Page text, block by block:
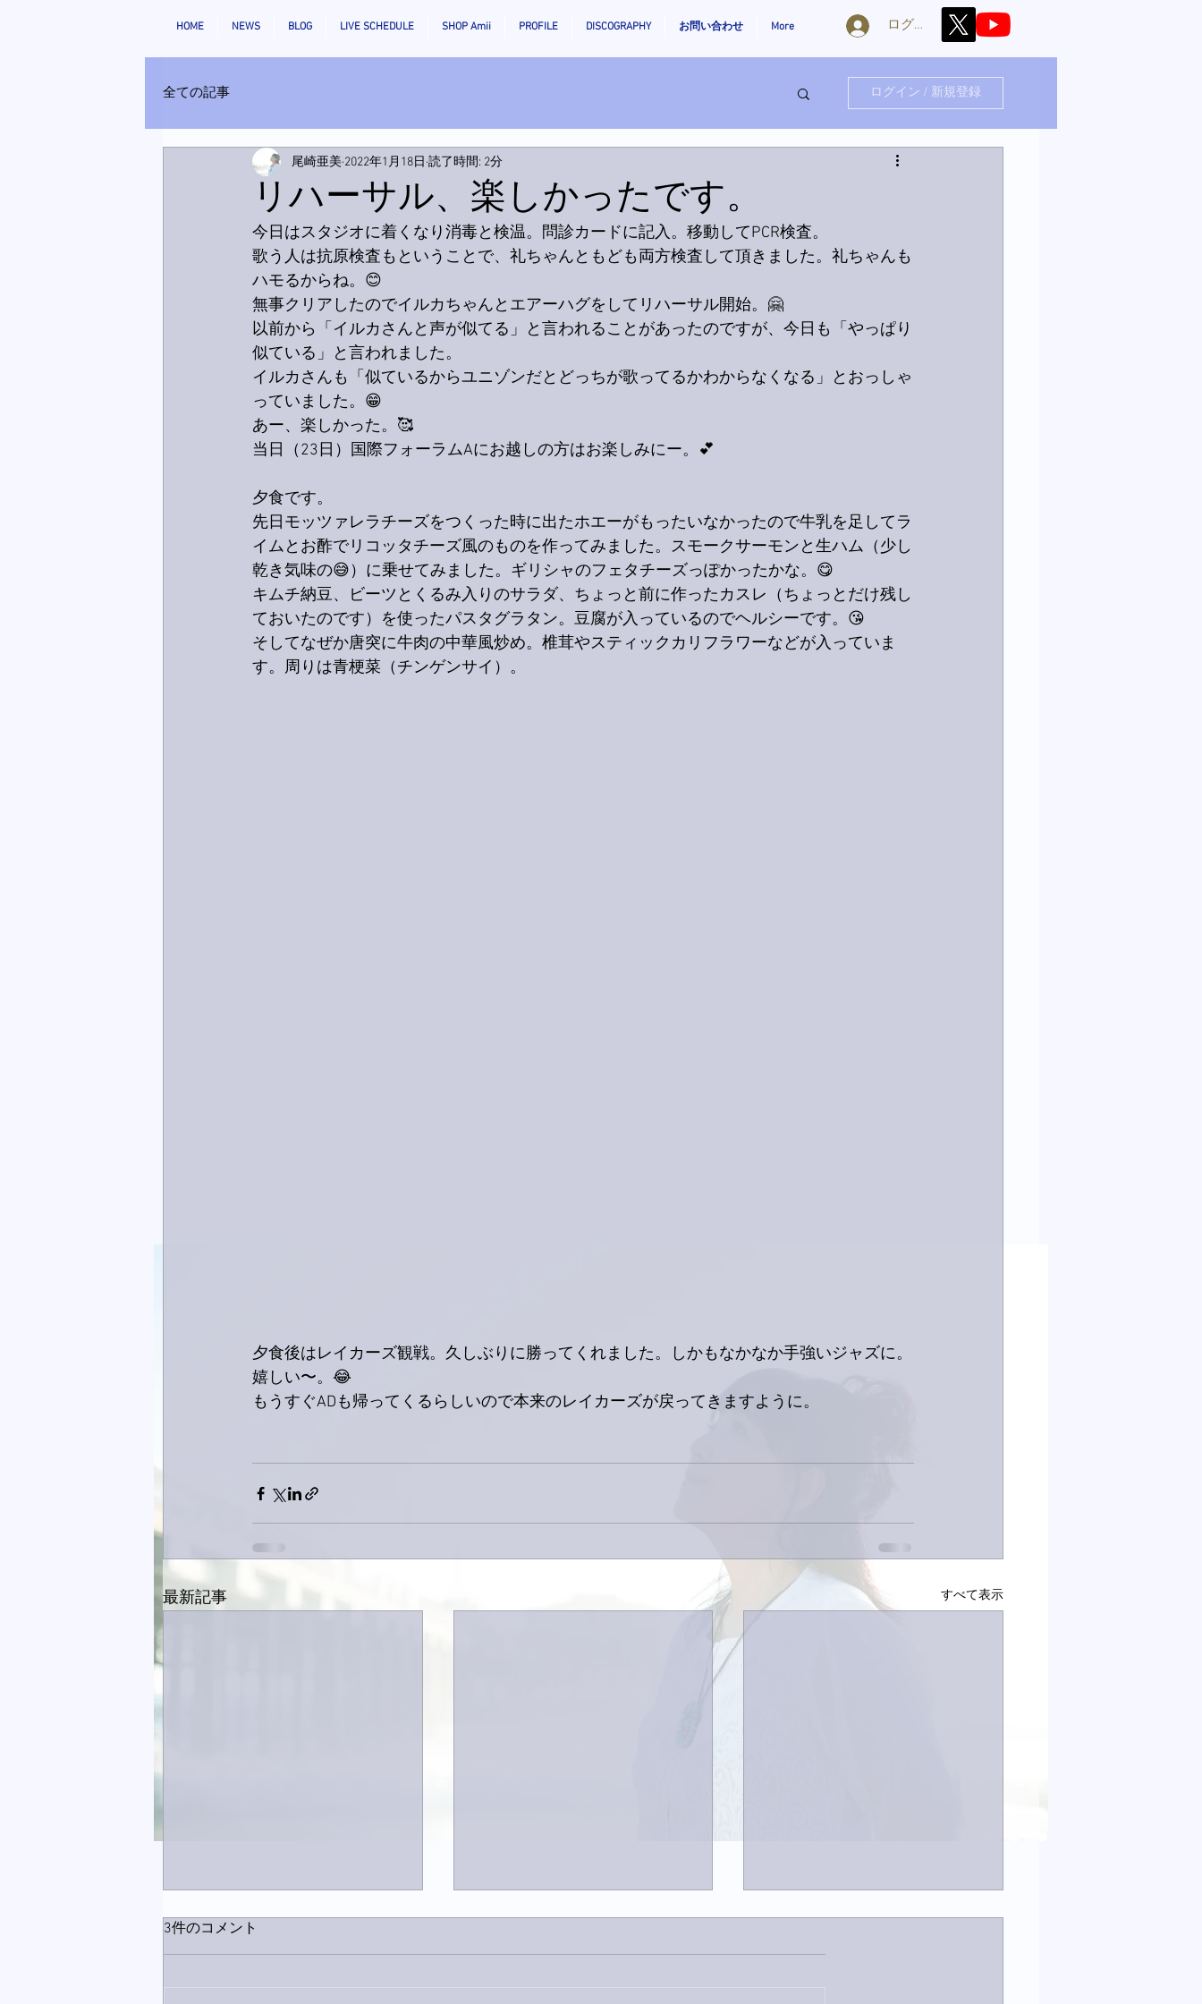
HOME NEWS BLOG LIVE SCHEDULE SHOP Amii PROFILE DISCOGRAPHY お問い合わせ More ログイン
全ての記事 ログイン / 新規登録
リハーサル、楽しかったです。
尾崎亜美 2022年1月18日 読了時間: 2分
今日はスタジオに着くなり消毒と検温。問診カードに記入。移動してPCR検査。
歌う人は抗原検査もということで、礼ちゃんともども両方検査して頂きました。礼ちゃんも
ハモるからね。😊
無事クリアしたのでイルカちゃんとエアーハグをしてリハーサル開始。🤗
以前から「イルカさんと声が似てる」と言われることがあったのですが、今日も「やっぱり
似ている」と言われました。
イルカさんも「似ているからユニゾンだとどっちが歌ってるかわからなくなる」とおっしゃ
っていました。😁
あー、楽しかった。🥰
当日（23日）国際フォーラムAにお越しの方はお楽しみにー。💕
夕食です。
先日モッツァレラチーズをつくった時に出たホエーがもったいなかったので牛乳を足してラ
イムとお酢でリコッタチーズ風のものを作ってみました。スモークサーモンと生ハム（少し
乾き気味の😅）に乗せてみました。ギリシャのフェタチーズっぽかったかな。😋
キムチ納豆、ビーツとくるみ入りのサラダ、ちょっと前に作ったカスレ（ちょっとだけ残し
ておいたのです）を使ったパスタグラタン。豆腐が入っているのでヘルシーです。😘
そしてなぜか唐突に牛肉の中華風炒め。椎茸やスティックカリフラワーなどが入っていま
す。周りは青梗菜（チンゲンサイ）。
夕食後はレイカーズ観戦。久しぶりに勝ってくれました。しかもなかなか手強いジャズに。
嬉しい〜。😂
もうすぐADも帰ってくるらしいので本来のレイカーズが戻ってきますように。
最新記事 すべて表示
3件のコメント